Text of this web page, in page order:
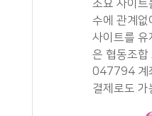
소요 사이트
수에 관계없
사이트를 유
은 협동조
047794 계
결제로도 가